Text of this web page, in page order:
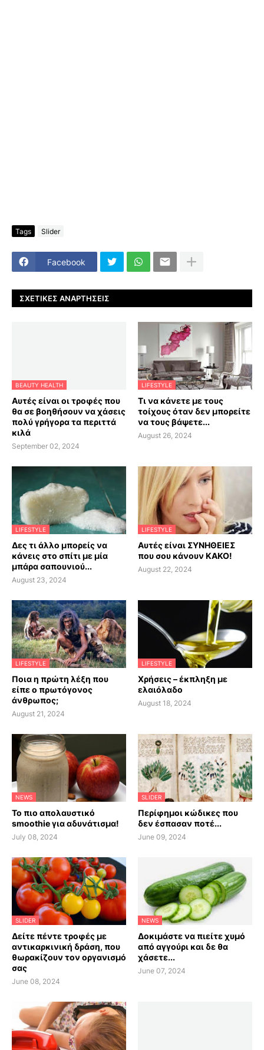
Tags Slider
Facebook
ΣΧΕΤΙΚΈΣ ΑΝΑΡΤΉΣΕΙΣ
BEAUTY HEALTH
Αυτές είναι οι τροφές που
θα σε βοηθήσουν να χάσεις
πολύ γρήγορα τα περιττά
κιλά
September 02, 2024
LIFESTYLE
Τι να κάνετε με τους
τοίχους όταν δεν μπορείτε
να τους βάψετε...
August 26, 2024
LIFESTYLE
Δες τι άλλο μπορείς να
κάνεις στο σπίτι με μία
μπάρα σαπουνιού...
August 23, 2024
LIFESTYLE
Αυτές είναι ΣΥΝΗΘΕΙΕΣ
που σου κάνουν ΚΑΚΟ!
August 22, 2024
LIFESTYLE
Ποια η πρώτη λέξη που
είπε ο πρωτόγονος
άνθρωπος;
August 21, 2024
LIFESTYLE
Χρήσεις – έκπληξη με
ελαιόλαδο
August 18, 2024
NEWS
Το πιο απολαυστικό
smoothie για αδυνάτισμα!
July 08, 2024
SLIDER
Περίφημοι κώδικες που
δεν έσπασαν ποτέ...
June 09, 2024
SLIDER
Δείτε πέντε τροφές με
αντικαρκινική δράση, που
θωρακίζουν τον οργανισμό
σας
June 08, 2024
NEWS
Δοκιμάστε να πιείτε χυμό
από αγγούρι και δε θα
χάσετε...
June 07, 2024